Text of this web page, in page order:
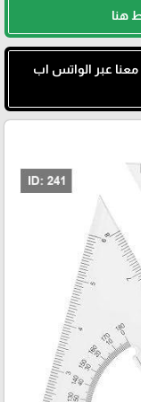
هنا
معنا عبر الواتس اب